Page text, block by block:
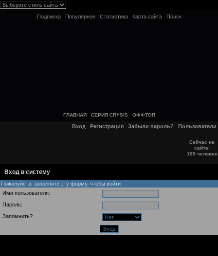
Подписка Популярное Статистика Карта сайта Поиск
ГЛАВНАЯ СЕРИЯ CRYSIS ОФФТОП
Вход Регистрация Забыли пароль? Пользователи
Сейчас на
сайте:
109 человек
Вход в систему
Пожалуйста, заполните эту форму, чтобы войти
Имя пользователя:
Пароль:
Запомнить?